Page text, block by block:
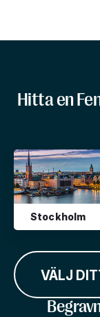
Hitta en
Stockholm
VÄLJ